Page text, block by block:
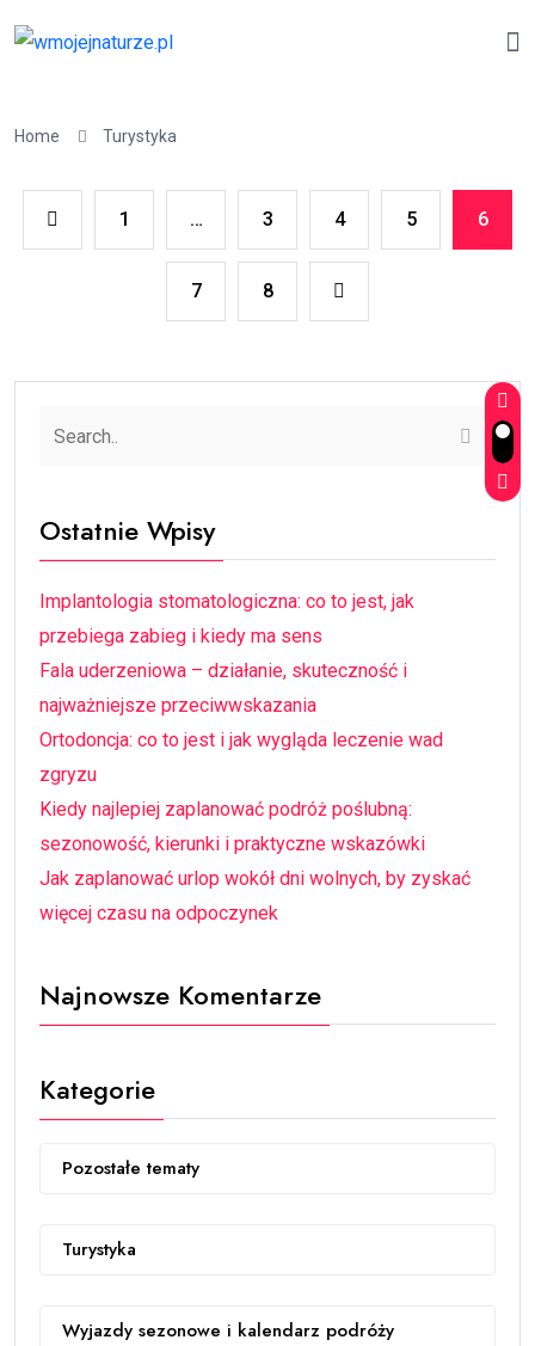
Home Turystyka
1 … 3 4 5 6
7 8
Ostatnie Wpisy
Implantologia stomatologiczna: co to jest, jak
przebiega zabieg i kiedy ma sens
Fala uderzeniowa – działanie, skuteczność i
najważniejsze przeciwwskazania
Ortodoncja: co to jest i jak wygląda leczenie wad
zgryzu
Kiedy najlepiej zaplanować podróż poślubną:
sezonowość, kierunki i praktyczne wskazówki
Jak zaplanować urlop wokół dni wolnych, by zyskać
więcej czasu na odpoczynek
Najnowsze Komentarze
Kategorie
Pozostałe tematy
Turystyka
Wyjazdy sezonowe i kalendarz podróży